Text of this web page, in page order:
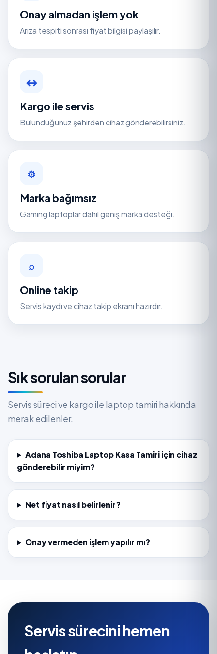
Onay almadan işlem yok
Arıza tespiti sonrası fiyat bilgisi paylaşılır.
↔
Kargo ile servis
Bulunduğunuz şehirden cihaz gönderebilirsiniz.
⚙
Marka bağımsız
Gaming laptoplar dahil geniş marka desteği.
⌕
Online takip
Servis kaydı ve cihaz takip ekranı hazırdır.
Sık sorulan sorular
Servis süreci ve kargo ile laptop tamiri hakkında
merak edilenler.
Adana Toshiba Laptop Kasa Tamiri için cihaz
gönderebilir miyim?
Net fiyat nasıl belirlenir?
Onay vermeden işlem yapılır mı?
Servis sürecini hemen